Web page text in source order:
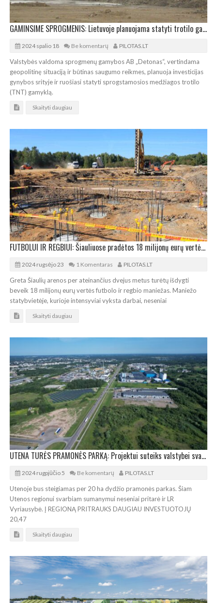
GAMINSIME SPROGMENIS: Lietuvoje planuojama statyti trotilo gamyklą
2024 spalio 18 Be komentarų PILOTAS.LT
Valstybės valdoma sprogmenų gamybos AB „Detonas“, vertindama
geopolitinę situaciją ir būtinas saugumo reikmes, planuoja investicijas
gynybos srityje ir ruošiasi statyti sprogstamosios medžiagos trotilo
(TNT) gamyklą.
Skaityti daugiau
FUTBOLUI IR REGBIUI: Šiauliuose pradėtos 18 milijonų eurų vertės maniežo statybos
2024 rugsėjo 23 1 Komentaras PILOTAS.LT
Greta Šiaulių arenos per ateinančius dvejus metus turėtų išdygti
beveik 18 milijonų eurų vertės futbolo ir regbio maniežas. Maniežo
statybvietėje, kurioje intensyviai vyksta darbai, neseniai
Skaityti daugiau
UTENA TURĖS PRAMONĖS PARKĄ: Projektui suteiks valstybei svarbaus projekto statusą
2024 rugpjūčio 5 Be komentarų PILOTAS.LT
Utenoje bus steigiamas per 20 ha dydžio pramonės parkas. Šiam
Utenos regionui svarbiam sumanymui neseniai pritarė ir LR
Vyriausybė. Į REGIONĄ PRITRAUKS DAUGIAU INVESTUOTOJŲ
20,47
Skaityti daugiau